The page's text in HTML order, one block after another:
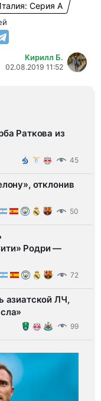
Серия А
Кирилл Б.
02.08.2019 11:52
Раткова из
45
отклонив
50
Родри —
72
азиатской ЛЧ,
99